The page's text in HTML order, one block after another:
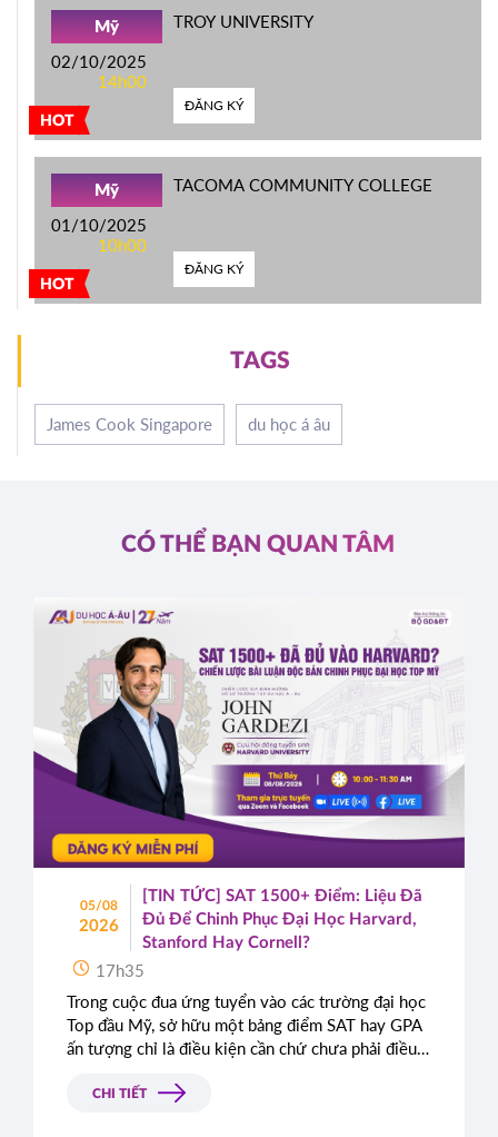
HOT
Mỹ
02/10/2025
14h00
TROY UNIVERSITY
ĐĂNG KÝ
HOT
Mỹ
01/10/2025
10h00
TACOMA COMMUNITY COLLEGE
ĐĂNG KÝ
TAGS
James Cook Singapore du học á âu
CÓ THỂ BẠN QUAN TÂM
05/08
2026
[TIN TỨC] SAT 1500+ Điểm: Liệu Đã
Đủ Để Chinh Phục Đại Học Harvard,
Stanford Hay Cornell?
17h35
Trong cuộc đua ứng tuyển vào các trường đại học
Top đầu Mỹ, sở hữu một bảng điểm SAT hay GPA
ấn tượng chỉ là điều kiện cần chứ chưa phải điều
như tuyệt đối vẫn bị từ chối chỉ vì bài luận thiếu
CHI TIẾT